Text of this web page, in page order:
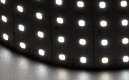
Produtos
Inscrição
Apoiar
Download